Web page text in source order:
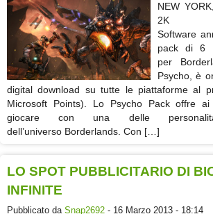
NEW
2K e
Software
pack di 6
per
Psycho, è
digital download su tutte le piattaforme al
Microsoft Points). Lo Psycho Pack offre ai
giocare con una delle
dell’universo Borderlands. Con […]
LO SPOT PUBBLICITARIO DI
INFINITE
Pubblicato da Snap2692 - 16 Marzo 2013 - 18:14